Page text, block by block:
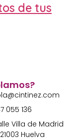
de tus
055 136
Villa de Madrid
21003 Huelva